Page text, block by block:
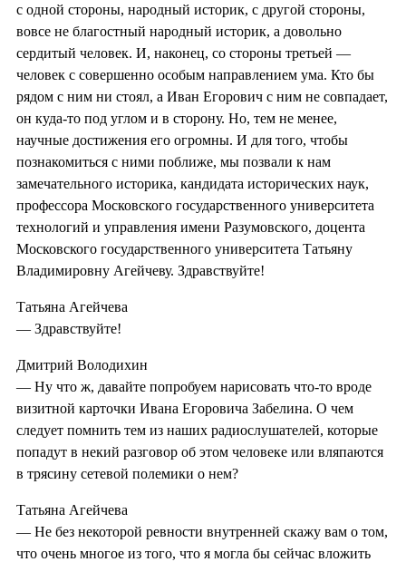
с одной стороны, народный историк, с другой стороны,
вовсе не благостный народный историк, а довольно
сердитый человек. И, наконец, со стороны третьей —
человек с совершенно особым направлением ума. Кто бы
рядом с ним ни стоял, а Иван Егорович с ним не совпадает,
он куда-то под углом и в сторону. Но, тем не менее,
научные достижения его огромны. И для того, чтобы
познакомиться с ними поближе, мы позвали к нам
замечательного историка, кандидата исторических наук,
профессора Московского государственного университета
технологий и управления имени Разумовского, доцента
Московского государственного университета Татьяну
Владимировну Агейчеву. Здравствуйте!
Татьяна Агейчева
— Здравствуйте!
Дмитрий Володихин
— Ну что ж, давайте попробуем нарисовать что-то вроде
визитной карточки Ивана Егоровича Забелина. О чем
следует помнить тем из наших радиослушателей, которые
попадут в некий разговор об этом человеке или вляпаются
в трясину сетевой полемики о нем?
Татьяна Агейчева
— Не без некоторой ревности внутренней скажу вам о том,
что очень многое из того, что я могла бы сейчас вложить